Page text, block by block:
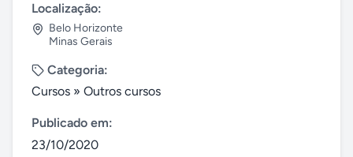
Localização:
Belo Horizonte
Minas Gerais
Categoria:
Cursos » Outros cursos
Publicado em:
23/10/2020